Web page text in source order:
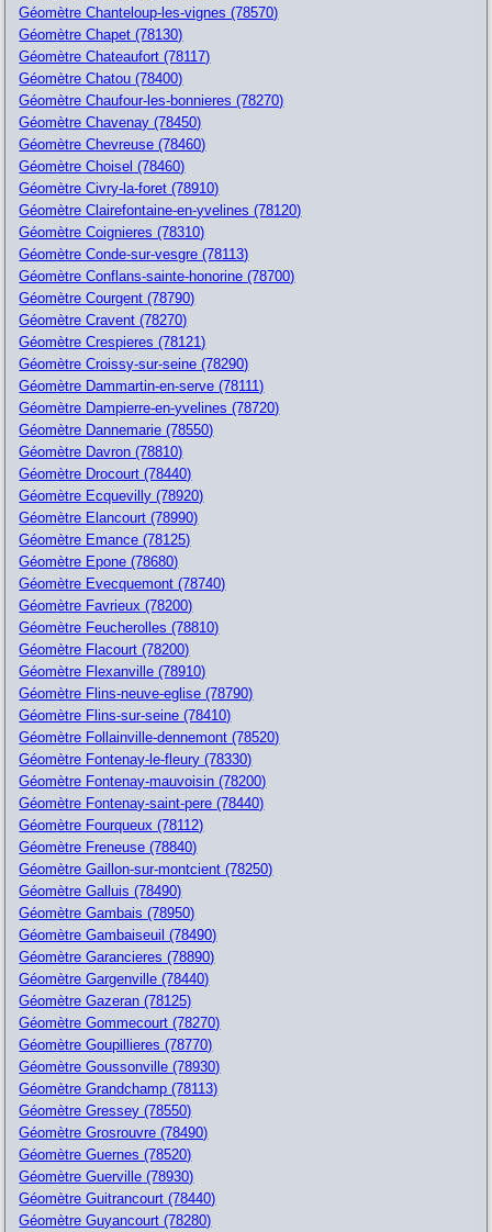
Géomètre Chanteloup-les-vignes (78570)
Géomètre Chapet (78130)
Géomètre Chateaufort (78117)
Géomètre Chatou (78400)
Géomètre Chaufour-les-bonnieres (78270)
Géomètre Chavenay (78450)
Géomètre Chevreuse (78460)
Géomètre Choisel (78460)
Géomètre Civry-la-foret (78910)
Géomètre Clairefontaine-en-yvelines (78120)
Géomètre Coignieres (78310)
Géomètre Conde-sur-vesgre (78113)
Géomètre Conflans-sainte-honorine (78700)
Géomètre Courgent (78790)
Géomètre Cravent (78270)
Géomètre Crespieres (78121)
Géomètre Croissy-sur-seine (78290)
Géomètre Dammartin-en-serve (78111)
Géomètre Dampierre-en-yvelines (78720)
Géomètre Dannemarie (78550)
Géomètre Davron (78810)
Géomètre Drocourt (78440)
Géomètre Ecquevilly (78920)
Géomètre Elancourt (78990)
Géomètre Emance (78125)
Géomètre Epone (78680)
Géomètre Evecquemont (78740)
Géomètre Favrieux (78200)
Géomètre Feucherolles (78810)
Géomètre Flacourt (78200)
Géomètre Flexanville (78910)
Géomètre Flins-neuve-eglise (78790)
Géomètre Flins-sur-seine (78410)
Géomètre Follainville-dennemont (78520)
Géomètre Fontenay-le-fleury (78330)
Géomètre Fontenay-mauvoisin (78200)
Géomètre Fontenay-saint-pere (78440)
Géomètre Fourqueux (78112)
Géomètre Freneuse (78840)
Géomètre Gaillon-sur-montcient (78250)
Géomètre Galluis (78490)
Géomètre Gambais (78950)
Géomètre Gambaiseuil (78490)
Géomètre Garancieres (78890)
Géomètre Gargenville (78440)
Géomètre Gazeran (78125)
Géomètre Gommecourt (78270)
Géomètre Goupillieres (78770)
Géomètre Goussonville (78930)
Géomètre Grandchamp (78113)
Géomètre Gressey (78550)
Géomètre Grosrouvre (78490)
Géomètre Guernes (78520)
Géomètre Guerville (78930)
Géomètre Guitrancourt (78440)
Géomètre Guyancourt (78280)